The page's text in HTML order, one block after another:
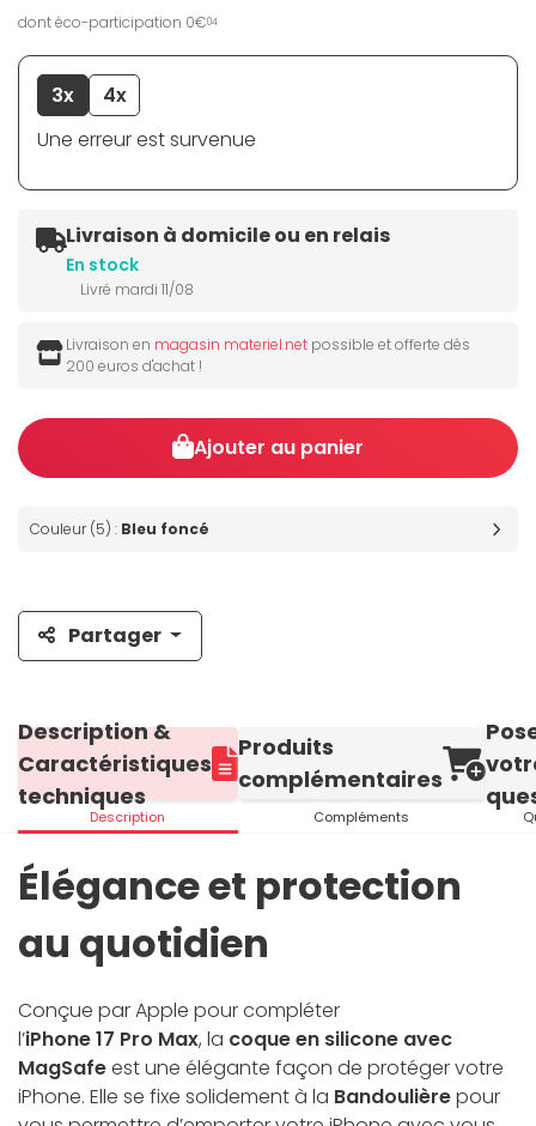
dont éco-participation 0€04
3x
4x
Une erreur est survenue
Livraison à domicile ou en relais
En stock
Livré mardi 11/08
Livraison en magasin materiel.net possible et offerte dès
200 euros d'achat !
Ajouter au panier
Couleur (5) : Bleu foncé
Partager
Description &
Caractéristiques
techniques
Description
Produits
complémentaires
Compléments
Élégance et protection
au quotidien
Conçue par Apple pour compléter
l’iPhone 17 Pro Max, la coque en silicone avec
MagSafeest une élégante façon de protéger votre
iPhone. Elle se fixe solidement à la Bandoulièrepour